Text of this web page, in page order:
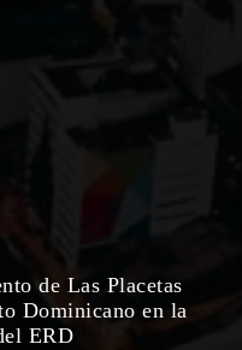
de Las Placetas
Dominicano en la
ERD